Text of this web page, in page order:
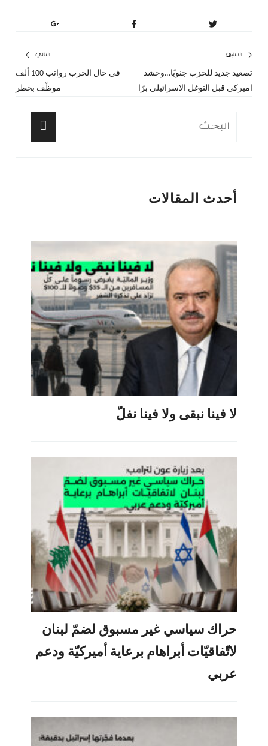
تصفّح
المقالات
السابق
المقال
تصعيد جديد للحزب جنوبًا…وحشد
اميركي قبل التوغل الاسرائيلي برًا
التالي
في حال الحرب رواتب 100 ألف
موظّف بخطر
البحث
أحدث المقالات
لا فينا نبقى ولا فينا نفلّ
حراك سياسي غير مسبوق لضمّ لبنان
لاتّفاقيّات أبراهام برعاية أميركيّة ودعم
عربي